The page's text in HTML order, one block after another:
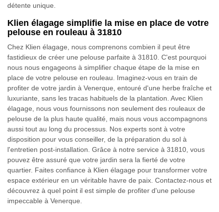
détente unique.
Klien élagage simplifie la mise en place de votre
pelouse en rouleau à 31810
Chez Klien élagage, nous comprenons combien il peut être
fastidieux de créer une pelouse parfaite à 31810. C'est pourquoi
nous nous engageons à simplifier chaque étape de la mise en
place de votre pelouse en rouleau. Imaginez-vous en train de
profiter de votre jardin à Venerque, entouré d'une herbe fraîche et
luxuriante, sans les tracas habituels de la plantation. Avec Klien
élagage, nous vous fournissons non seulement des rouleaux de
pelouse de la plus haute qualité, mais nous vous accompagnons
aussi tout au long du processus. Nos experts sont à votre
disposition pour vous conseiller, de la préparation du sol à
l'entretien post-installation. Grâce à notre service à 31810, vous
pouvez être assuré que votre jardin sera la fierté de votre
quartier. Faites confiance à Klien élagage pour transformer votre
espace extérieur en un véritable havre de paix. Contactez-nous et
découvrez à quel point il est simple de profiter d'une pelouse
impeccable à Venerque.